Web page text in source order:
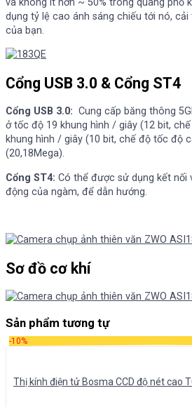
và không ít hơn ~ 50% trong quang phổ
dụng tỷ lệ cao ánh sáng chiếu tới nó,
của bạn.
Cổng USB 3.0 & Cổng ST4
Cổng USB 3.0: Cung cấp băng thông
ở tốc độ 19 khung hình / giây (12 bit,
khung hình / giây (10 bit, chế độ tốc độ
(20,18Mega).
Cổng ST4: Có thể được sử dụng kết nối
động của ngàm, để dẫn hướng.
Sơ đồ cơ khí
Sản phẩm tương tự
-10%
Thị kính điện tử Bosma CCD độ nét cao